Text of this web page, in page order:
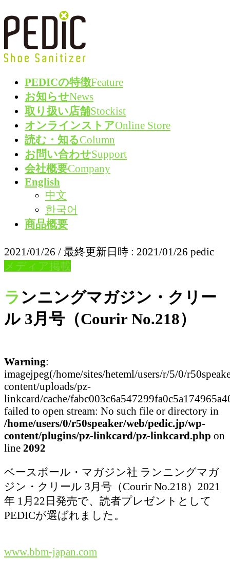
コ
ン
テ
ン
ナ
ビ
ゲ
ー
PEDICの特徴Feature
お知らせNews
取り扱い店舗Stockist
オンラインストアOnline Store
読む・知るColumn
お問い合わせSupport
会社概要Company
English
中文
한국어
商品概要
2021/01/26 / 最終更新日時 : 2021/01/26 pedic
メディア掲載
ランニングマガジン・クリー
ル 3月号（Courir No.218）
Warning:
imagejpeg(/home/sites/heteml/users/r/5/0/
content/uploads/pz-
linkcard/cache/
failed to open stream: No such file or directory in
/home/users/0/r50speaker/web/pedic.jp/wp-
content/plugins/pz-linkcard/pz-linkcard.php on
line 2092
ベースボール・マガジン社 ランニングマガ
ジン・クリール 3月号（Courir No.218）2021
年 1月22日発売で、読者プレゼントとして
PEDICが選ばれました。
www.bbm-japan.com